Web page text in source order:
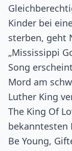
Kinder bei
sterben, geht
„Mississippi
Song
Mord am
Luther King
The King Of
bekanntesten
Be Young,